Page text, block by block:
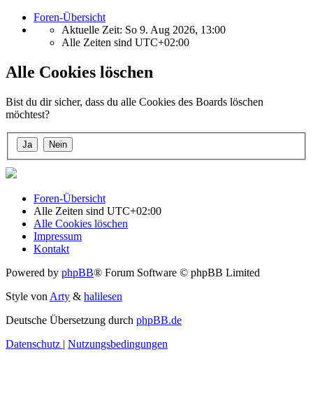
Foren-Übersicht
Aktuelle Zeit: So 9. Aug 2026, 13:00
Alle Zeiten sind UTC+02:00
Alle Cookies löschen
Bist du dir sicher, dass du alle Cookies des Boards löschen
möchtest?
Foren-Übersicht
Alle Zeiten sind UTC+02:00
Alle Cookies löschen
Impressum
Kontakt
Powered by phpBB® Forum Software © phpBB Limited
Style vonArty & halilesen
Deutsche Übersetzung durch phpBB.de
Datenschutz | Nutzungsbedingungen